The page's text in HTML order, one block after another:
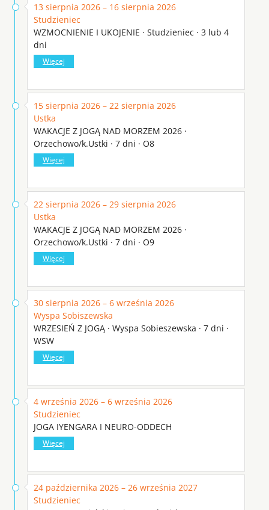
13 sierpnia 2026 – 16 sierpnia 2026
Studzieniec
WZMOCNIENIE I UKOJENIE · Studzieniec · 3 lub 4
dni
Więcej
15 sierpnia 2026 – 22 sierpnia 2026
Ustka
WAKACJE Z JOGĄ NAD MORZEM 2026 ·
Orzechowo/k.Ustki · 7 dni · O8
Więcej
22 sierpnia 2026 – 29 sierpnia 2026
Ustka
WAKACJE Z JOGĄ NAD MORZEM 2026 ·
Orzechowo/k.Ustki · 7 dni · O9
Więcej
30 sierpnia 2026 – 6 września 2026
Wyspa Sobiszewska
WRZESIEŃ Z JOGĄ · Wyspa Sobieszewska · 7 dni ·
WSW
Więcej
4 września 2026 – 6 września 2026
Studzieniec
JOGA IYENGARA I NEURO-ODDECH
Więcej
24 października 2026 – 26 września 2027
Studzieniec